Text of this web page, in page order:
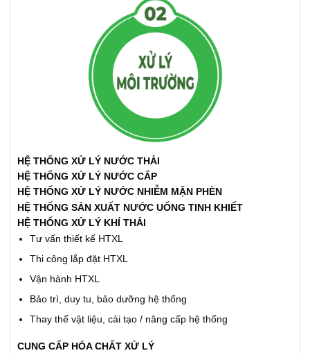
HỆ THỐNG XỬ LÝ NƯỚC THẢI
HỆ THỐNG XỬ LÝ NƯỚC CẤP
HỆ THỐNG XỬ LÝ NƯỚC NHIỄM MẶN PHÈN
HỆ THỐNG SẢN XUẤT NƯỚC UỐNG TINH KHIẾT
HỆ THỐNG XỬ LÝ KHÍ THẢI
Tư vấn thiết kế HTXL
Thi công lắp đặt HTXL
Vận hành HTXL
Bảo trì, duy tu, bảo dưỡng hệ thống
Thay thế vật liệu, cải tạo / nâng cấp hệ thống
CUNG CẤP HÓA CHẤT XỬ LÝ